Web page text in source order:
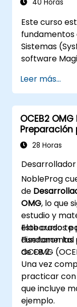
desarrollar y
MagicDraw/
40 Horas
Este curso
fundamentos
Sistemas
software
Sistemas
mejores
proporciona
conceptos y
Teamwork
como a los
MagicDraw.​
Leer más...
OCEB2
Preparación
28 Horas
Desarrollador
NobleProg
de
OMG, lo que
estudio y
elaborados
diseñaron
OCEB 2.
Este curso te
Fundamental
de OMG
Una vez
practicar
que incluye
ejemplo.